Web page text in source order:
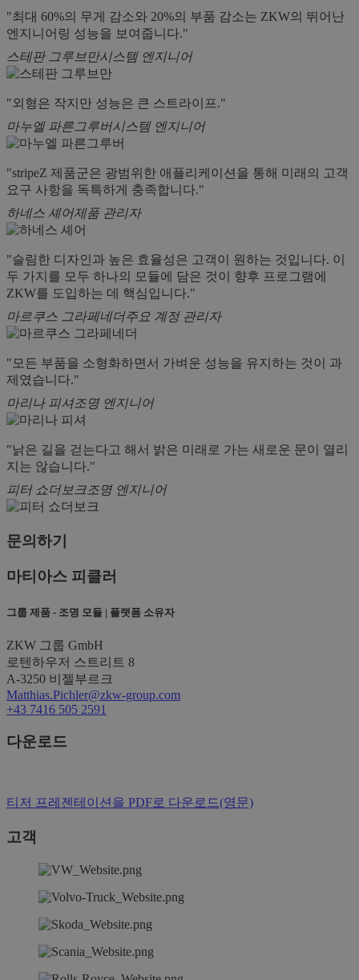
"최대 60%의 무게 감소와 20%의 부품 감소는 ZKW의 뛰어난
엔지니어링 성능을 보여줍니다."
스테판 그루브만시스템 엔지니어
"외형은 작지만 성능은 큰 스트라이프."
마누엘 파른그루버시스템 엔지니어
"stripeZ 제품군은 광범위한 애플리케이션을 통해 미래의 고객
요구 사항을 독특하게 충족합니다."
하네스 셰어제품 관리자
"슬림한 디자인과 높은 효율성은 고객이 원하는 것입니다. 이
두 가지를 모두 하나의 모듈에 담은 것이 향후 프로그램에
ZKW를 도입하는 데 핵심입니다."
마르쿠스 그라페네더주요 계정 관리자
"모든 부품을 소형화하면서 가벼운 성능을 유지하는 것이 과
제였습니다."
마리나 피셔조명 엔지니어
"낡은 길을 걷는다고 해서 밝은 미래로 가는 새로운 문이 열리
지는 않습니다."
피터 쇼더보크조명 엔지니어
문의하기
마티아스 피클러
그룹 제품 - 조명 모듈 | 플랫폼 소유자
ZKW 그룹 GmbH
로텐하우저 스트리트 8
A-3250 비젤부르크
Matthias.Pichler@zkw-group.com
+43 7416 505 2591
다운로드
티저 프레젠테이션을 PDF로 다운로드(영문)
고객